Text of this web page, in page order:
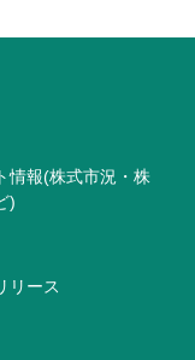
情報(株式市況・株
)
リース